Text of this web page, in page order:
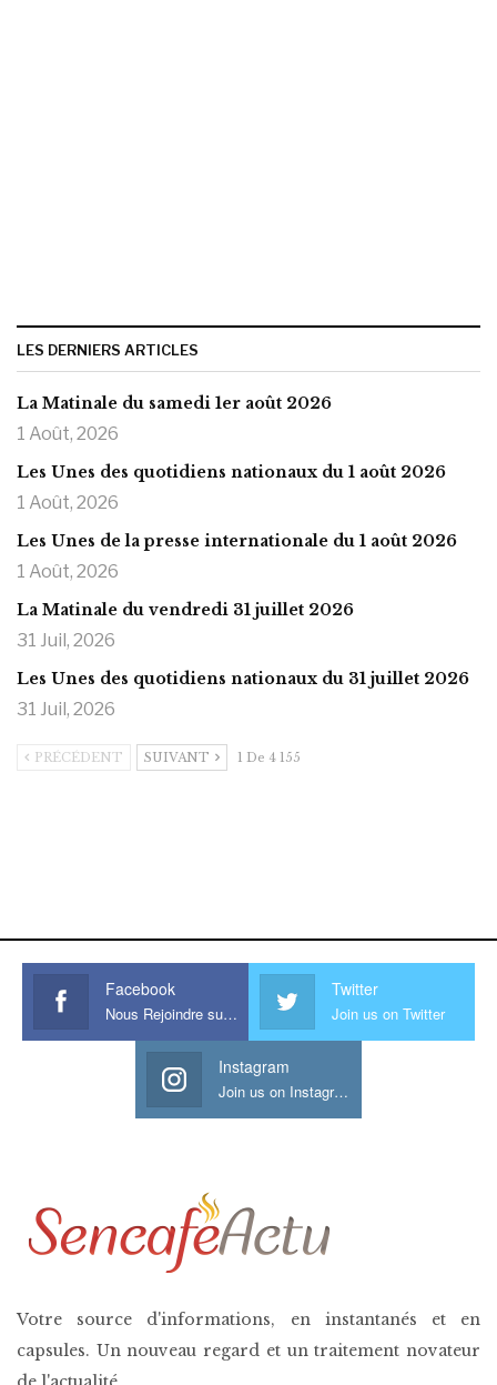
LES DERNIERS ARTICLES
La Matinale du samedi 1er août 2026
1 Août, 2026
Les Unes des quotidiens nationaux du 1 août 2026
1 Août, 2026
Les Unes de la presse internationale du 1 août 2026
1 Août, 2026
La Matinale du vendredi 31 juillet 2026
31 Juil, 2026
Les Unes des quotidiens nationaux du 31 juillet 2026
31 Juil, 2026
PRÉCÉDENT SUIVANT 1 De 4 155
Facebook
Nous Rejoindre sur Facebook
Twitter
Join us on Twitter
Instagram
Join us on Instagram
Votre source d'informations, en instantanés et en
capsules. Un nouveau regard et un traitement novateur